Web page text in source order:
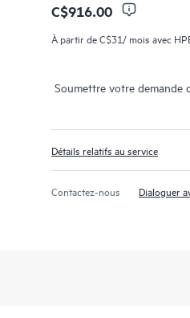
C$916.00
À partir deC$31/ mois avec
Soumettre votre demande
Détails relatifs au service
Contactez-nous Dialoguer